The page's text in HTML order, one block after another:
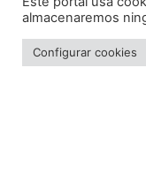
almacenaremos
Configurar cookies